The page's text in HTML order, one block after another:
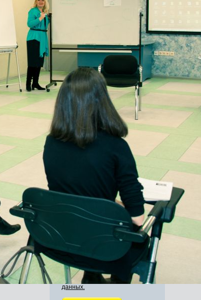
Наши клиенты
Задайте свой вопрос
нашим специалистам
Введите ваше Ф.И.О. *
Ваш email
Введите код:
Обновить картинку
* Нажимая на кнопку
"Оправить", я даю
согласие на
обработку персональных
данных.